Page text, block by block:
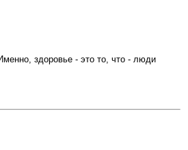
здоровье - это то, что - люди